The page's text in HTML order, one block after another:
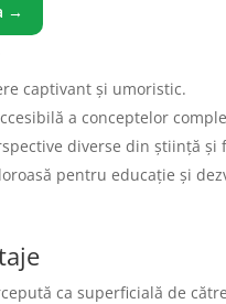
→
captivant și umoristic.
a conceptelor
diverse din știință și
pentru educație și
ca superficială de